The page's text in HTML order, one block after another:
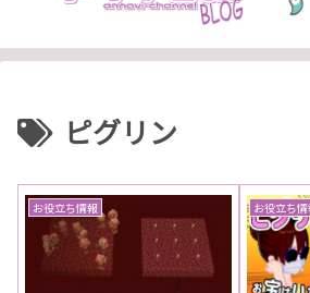
ピグリン
お役立ち情報 お役立ち